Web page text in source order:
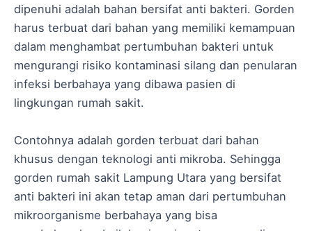
dipenuhi adalah bahan bersifat anti bakteri. Gorden
harus terbuat dari bahan yang memiliki kemampuan
dalam menghambat pertumbuhan bakteri untuk
mengurangi risiko kontaminasi silang dan penularan
infeksi berbahaya yang dibawa pasien di
lingkungan rumah sakit.
Contohnya adalah gorden terbuat dari bahan
khusus dengan teknologi anti mikroba. Sehingga
gorden rumah sakit Lampung Utara yang bersifat
anti bakteri ini akan tetap aman dari pertumbuhan
mikroorganisme berbahaya yang bisa